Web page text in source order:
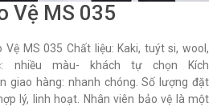
Vệ MS 035
MS 035 Chất liệu: Kaki, tuýt si, wool,
nhiều màu- khách tự chọn Kích
giao hàng: nhanh chóng. Số lượng đặt
lý, linh hoạt. Nhân viên bảo vệ là một